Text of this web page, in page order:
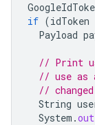
if (idToken
Payload
// Print
// use as
//
String
System .out